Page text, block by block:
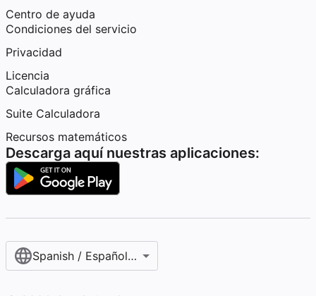
Centro de ayuda
Condiciones del servicio
Privacidad
Licencia
Calculadora gráfica
Suite Calculadora
Recursos matemáticos
Descarga aquí nuestras aplicaciones:
Spanish / Español (internacional)